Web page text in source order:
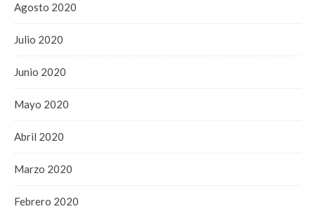
Agosto 2020
Julio 2020
Junio 2020
Mayo 2020
Abril 2020
Marzo 2020
Febrero 2020